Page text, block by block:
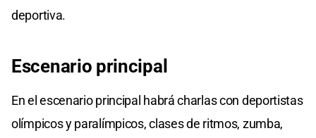
deportiva.
Escenario principal
En el escenario principal habrá charlas con deportistas
olímpicos y paralímpicos, clases de ritmos, zumba,